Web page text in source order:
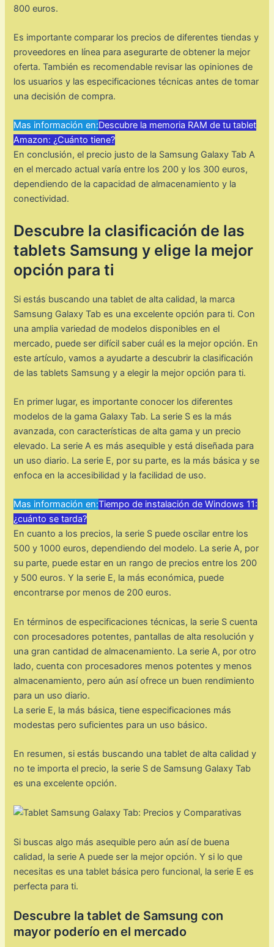
800 euros.
Es importante comparar los precios de diferentes tiendas y
proveedores en línea para asegurarte de obtener la mejor
oferta. También es recomendable revisar las opiniones de
los usuarios y las especificaciones técnicas antes de tomar
una decisión de compra.
Mas información en:Descubre la memoria RAM de tu tablet
Amazon: ¿Cuánto tiene?
En conclusión, el precio justo de la Samsung Galaxy Tab A
en el mercado actual varía entre los 200 y los 300 euros,
dependiendo de la capacidad de almacenamiento y la
conectividad.
Descubre la clasificación de las
tablets Samsung y elige la mejor
opción para ti
Si estás buscando una tablet de alta calidad, la marca
Samsung Galaxy Tab es una excelente opción para ti. Con
una amplia variedad de modelos disponibles en el
mercado, puede ser difícil saber cuál es la mejor opción. En
este artículo, vamos a ayudarte a descubrir la clasificación
de las tablets Samsung y a elegir la mejor opción para ti.
En primer lugar, es importante conocer los diferentes
modelos de la gama Galaxy Tab. La serie S es la más
avanzada, con características de alta gama y un precio
elevado. La serie A es más asequible y está diseñada para
un uso diario. La serie E, por su parte, es la más básica y se
enfoca en la accesibilidad y la facilidad de uso.
Mas información en:Tiempo de instalación de Windows 11:
¿cuánto se tarda?
En cuanto a los precios, la serie S puede oscilar entre los
500 y 1000 euros, dependiendo del modelo. La serie A, por
su parte, puede estar en un rango de precios entre los 200
y 500 euros. Y la serie E, la más económica, puede
encontrarse por menos de 200 euros.
En términos de especificaciones técnicas, la serie S cuenta
con procesadores potentes, pantallas de alta resolución y
una gran cantidad de almacenamiento. La serie A, por otro
lado, cuenta con procesadores menos potentes y menos
almacenamiento, pero aún así ofrece un buen rendimiento
para un uso diario.
La serie E, la más básica, tiene especificaciones más
modestas pero suficientes para un uso básico.
En resumen, si estás buscando una tablet de alta calidad y
no te importa el precio, la serie S de Samsung Galaxy Tab
es una excelente opción.
Si buscas algo más asequible pero aún así de buena
calidad, la serie A puede ser la mejor opción. Y si lo que
necesitas es una tablet básica pero funcional, la serie E es
perfecta para ti.
Descubre la tablet de Samsung con
mayor poderío en el mercado